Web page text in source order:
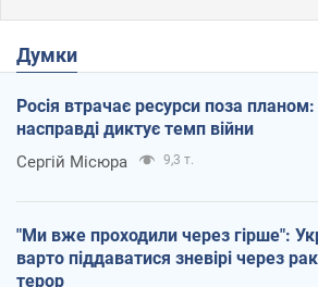
Думки
Росія втрачає ресурси поза планом:
насправді диктує темп війни
Сергій Місюра 9,3 т.
"Ми вже проходили через гірше":
варто піддаватися зневірі через
терор